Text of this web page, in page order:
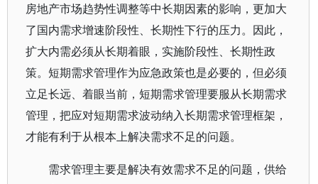
房地产市场趋势性调整等中长期因素的影响，更加大
了国内需求增速阶段性、长期性下行的压力。因此，
扩大内需必须从长期着眼，实施阶段性、长期性政
策。短期需求管理作为应急政策也是必要的，但必须
立足长远、着眼当前，短期需求管理要服从长期需求
管理，把应对短期需求波动纳入长期需求管理框架，
才能有利于从根本上解决需求不足的问题。
需求管理主要是解决有效需求不足的问题，供给